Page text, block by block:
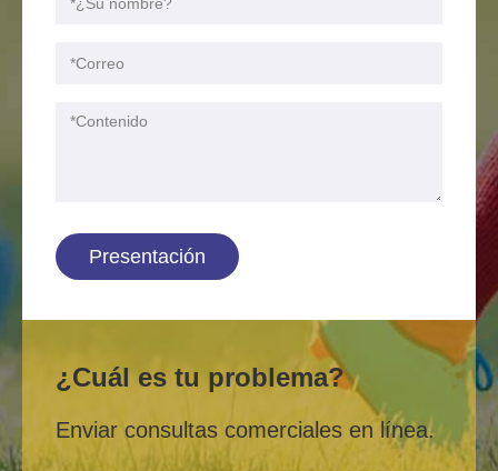
Presentación
¿Cuál es tu problema?
Enviar consultas comerciales en línea.